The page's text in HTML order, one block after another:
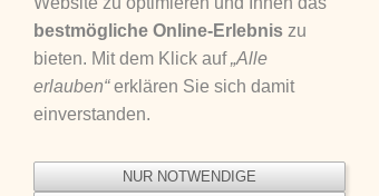
20.04.2026
27.04.2026
04.05.2026
11.05.2026
18.05.2026
Teilnahmegebühr:
bestmögliche Online-Erlebnis zu
bieten. Mit dem Klick auf„Alle
erlauben“erklären Sie sich damit
einverstanden.
NUR NOTWENDIGE